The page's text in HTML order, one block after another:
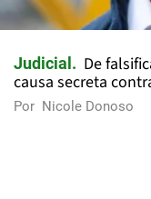
Judicial
De
causa secreta
Por Nicole Donoso